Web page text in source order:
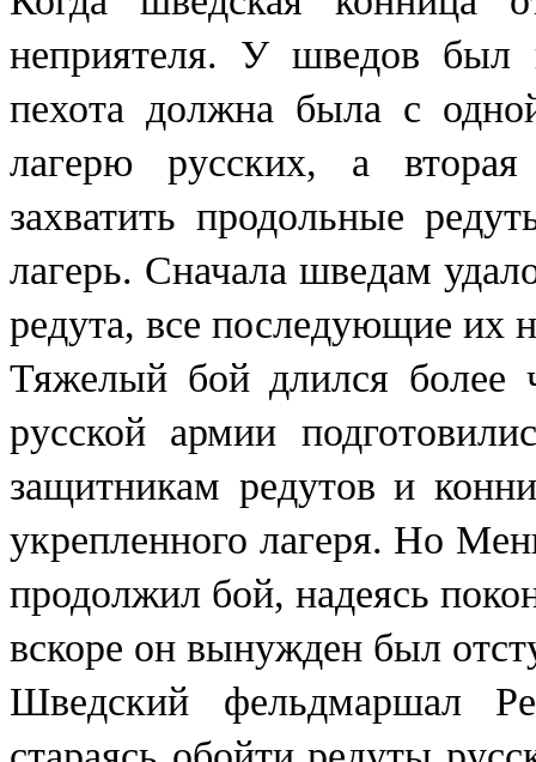
неприятеля. У шведов был
пехота должна была с
лагерю русских, а
захватить продольные
лагерь. Сначала шведам
редута, все последующие их
Тяжелый бой длился более
русской армии
защитникам редутов и
укрепленного лагеря. Но
продолжил бой, надеясь
вскоре он вынужден был
Шведский фельдмаршал